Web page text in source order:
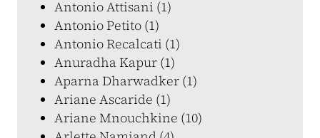
Antonio Attisani (1)
Antonio Petito (1)
Antonio Recalcati (1)
Anuradha Kapur (1)
Aparna Dharwadker (1)
Ariane Ascaride (1)
Ariane Mnouchkine (10)